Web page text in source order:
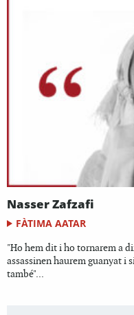
Nasser Zafzafi
FÀTIMA AATAR
"Ho hem dit i ho tornarem a
assassinen haurem guanyat i
també"...